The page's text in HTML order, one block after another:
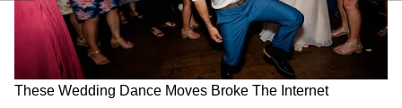
यह भी पढ़ें: